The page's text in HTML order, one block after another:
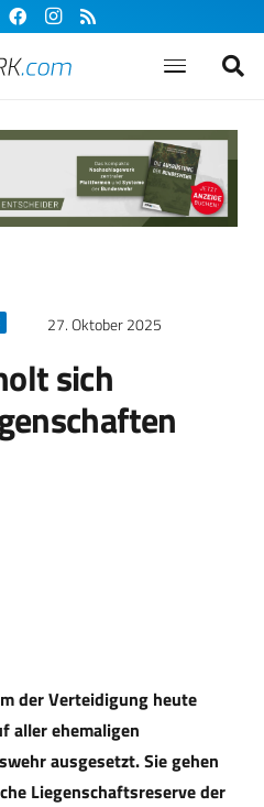
27. Oktober 2025
sich
der Verteidigung heute
aller ehemaligen
ausgesetzt. Sie gehen
Liegenschaftsreserve der